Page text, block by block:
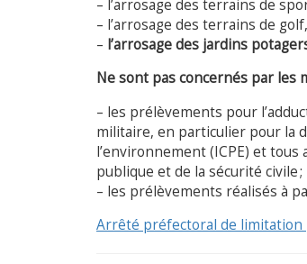
– l’arrosage des terrains de
– l’arrosage des terrains de
– l’arrosage des jardins
Ne sont pas concernés par les
– les prélèvements pour
militaire, en particulier pour la
l’environnement (ICPE) et
publique et de la sécurité civile ;
– les prélèvements réalisés à
Arrêté préfectoral de limitation